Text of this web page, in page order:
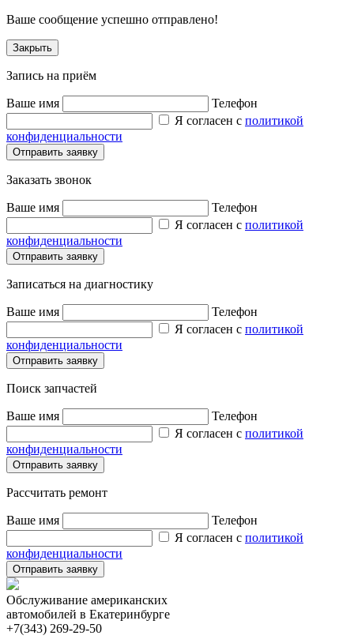
Ваше сообщение успешно отправлено!
Закрыть
Запись на приём
Ваше имя
Телефон
Я согласен с политикой
конфиденциальности
Заказать звонок
Ваше имя
Телефон
Я согласен с политикой
конфиденциальности
Записаться на диагностику
Ваше имя
Телефон
Я согласен с политикой
конфиденциальности
Поиск запчастей
Ваше имя
Телефон
Я согласен с политикой
конфиденциальности
Рассчитать ремонт
Ваше имя
Телефон
Я согласен с политикой
конфиденциальности
Обслуживание американских
автомобилей в Екатеринбурге
+7(343) 269-29-50